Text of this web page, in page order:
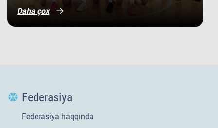
Daha çox
Federasiya
Federasiya haqqında